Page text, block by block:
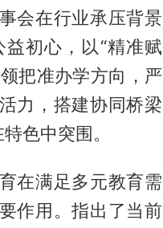
会在行业承压背景
初心，以“精准赋
把准办学方向，严
力，搭建协同桥梁
色中突围。
在满足多元教育需
作用。指出了当前